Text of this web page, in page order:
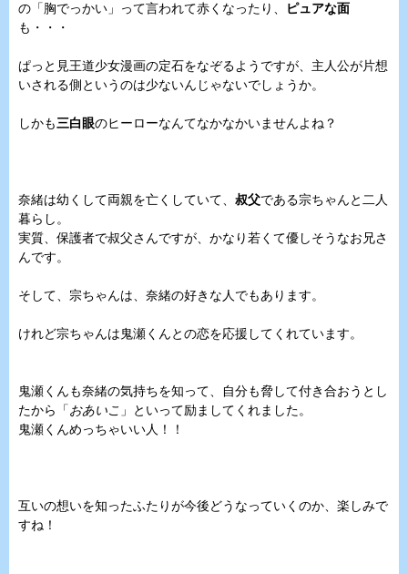
の「胸でっかい」って言われて赤くなったり、
ピュアな面
も・・・
ぱっと見王道少女漫画の定石をなぞるようですが、主人公が片想
いされる側というのは少ないんじゃないでしょうか。
しかも三白眼のヒーローなんてなかなかいませんよね？
奈緒は幼くして両親を亡くしていて、 叔父である宗ちゃんと二人
暮らし。
実質、保護者で叔父さんですが、かなり若くて優しそうなお兄さ
んです。
そして、宗ちゃんは、奈緒の好きな人でもあります。
けれど宗ちゃんは鬼瀬くんとの恋を応援してくれています。
鬼瀬くんも奈緒の気持ちを知って、自分も脅して付き合おうとし
たから「 おあいこ 」といって励ましてくれました。
鬼瀬くんめっちゃいい人！！
互いの想いを知ったふたりが今後どうなっていくのか、楽しみで
すね！